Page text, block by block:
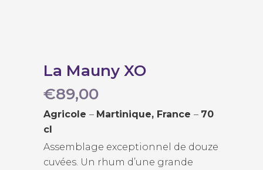
La Mauny XO
€89,00
Agricole – Martinique, France – 70
cl
Assemblage exceptionnel de douze
cuvées. Un rhum d’une grande